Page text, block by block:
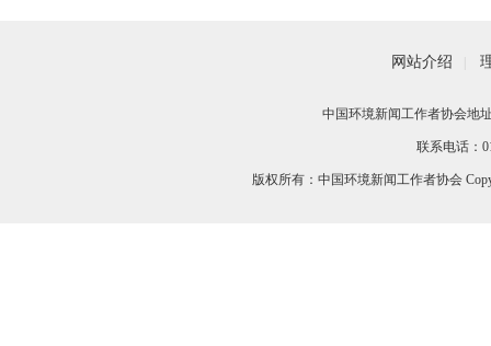
网站介绍
中国环境新闻工作者协会地
联系电话：
版权所有：中国环境新闻工作者协会